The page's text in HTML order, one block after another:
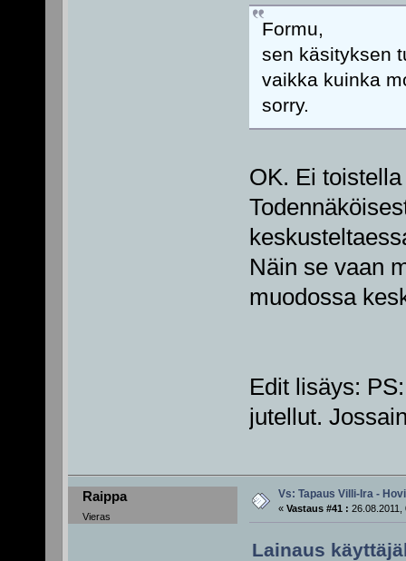
Formu,
sen käsityksen
vaikka kuinka
sorry.
OK. Ei
Näin se vaan
muodossa
Edit lisäys:
jutellut.
Raippa
Vieras
Vs: Tapaus Villi-Ira -
« Vastaus #41 : 26.08.2011,
Lainaus